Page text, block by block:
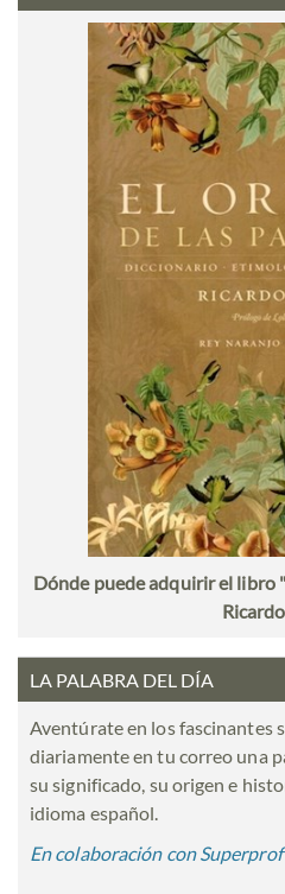
Dónde puede adquirir el libro "
LA PALABRA DEL DÍA
Aventúrate en los fascinantes
diariamente en tu correo una
su significado, su origen e
idioma español.
En colaboración con Superprof